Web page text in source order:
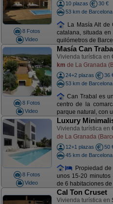
8 Fotos
Video
10 plazas
30 €
53 km de Barcelona
La Masía Alt de
catalana, situada
quilómetros de
8 Fotos
Video
Masía Can
Vivienda turística en
km de La Granada
24+2 plazas
36
53 km de Barcelona
Can Trabal es
centro de la
parque natural, con
8 Fotos
Video
Luxury
Vivienda turística en
de La Granada
12+1 plazas
50
45 km de Barcelona
Propiedad
unos 15-20
de 6 habitaciones
Cal Ton Cruset
Vivienda turística en